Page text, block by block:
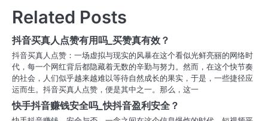
导
航
Related Posts
抖音买真人点赞有用吗_买赞真有效？
抖音买真人点赞：一场虚拟与现实的风暴在这个看似光鲜亮丽的网络时
代，每一个网红背后都隐藏着无数的辛勤与努力。然而，在这个快节奏
的社会，人们似乎越来越难以等待自然成长的果实，于是，一些捷径应
运而生。抖音买真人点赞，便是其中之一。那么，这一
快手抖音赚钱安全吗_快抖音盈利安全？